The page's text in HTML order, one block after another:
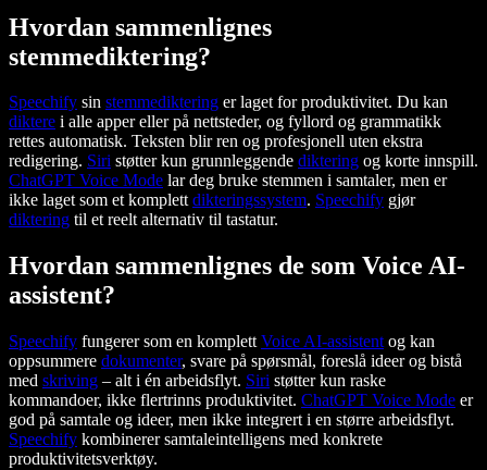
Hvordan sammenlignes
stemmediktering?
Speechify sin stemmediktering er laget for produktivitet. Du kan
diktere i alle apper eller på nettsteder, og fyllord og grammatikk
rettes automatisk. Teksten blir ren og profesjonell uten ekstra
redigering. Siri støtter kun grunnleggende diktering og korte innspill.
ChatGPT Voice Mode lar deg bruke stemmen i samtaler, men er
ikke laget som et komplettdikteringssystem. Speechify gjør
diktering til et reelt alternativ til tastatur.
Hvordan sammenlignes de som Voice AI-
assistent?
Speechify fungerer som en komplett Voice AI-assistent og kan
oppsummere dokumenter, svare på spørsmål, foreslå ideer og bistå
med skriving – alt i én arbeidsflyt. Siri støtter kun raske
kommandoer, ikke flertrinns produktivitet. ChatGPT Voice Mode er
god på samtale og ideer, men ikke integrert i en større arbeidsflyt.
Speechify kombinerer samtaleintelligens med konkrete
produktivitetsverktøy.